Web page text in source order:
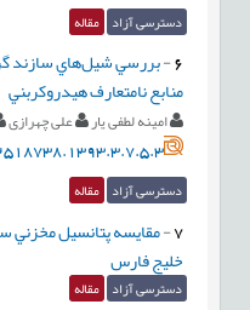
دسترسی آزاد مقاله
6
-بررسي شيل‌هاي سازند
منابع نامتعارف هيدروکربني
امینه لطفی یار علی چهرازی
دسترسی آزاد مقاله
7
-مقايسه پتانسيل مخزني
خليج فارس
دسترسی آزاد مقاله